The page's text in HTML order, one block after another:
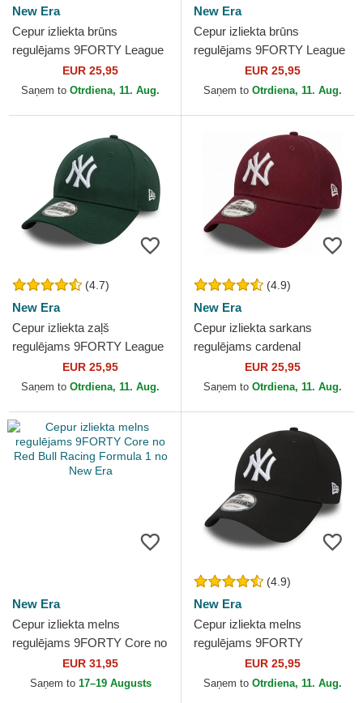
New Era
Cepur izliekta brūns
regulējams 9FORTY League
Essential no New York
Yankees MLB no New Era
EUR 25,95
Saņem to Otrdiena, 11. Aug.
New Era
Cepur izliekta brūns
regulējams 9FORTY League
Essential no New York
Yankees MLB no New Era
EUR 25,95
Saņem to Otrdiena, 11. Aug.
(4.7)
New Era
Cepur izliekta zaļš
regulējams 9FORTY League
Essential no New York
Yankees MLB no New Era
EUR 25,95
Saņem to Otrdiena, 11. Aug.
(4.9)
New Era
Cepur izliekta sarkans
regulējams cardenal
9FORTY Essential no New
York Yankees MLB no New
EUR 25,95
Saņem to Otrdiena, 11. Aug.
New Era
Cepur izliekta melns
regulējams 9FORTY Core no
Red Bull Racing Formula 1
no New Era
EUR 31,95
Saņem to 17–19 Augusts
(4.9)
New Era
Cepur izliekta melns
regulējams 9FORTY
Essential no New York
Yankees MLB no New Era
EUR 25,95
Saņem to Otrdiena, 11. Aug.